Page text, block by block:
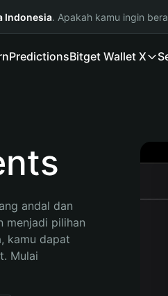
Indonesia. Apakah kamu ingin
PredictionsBitget Wallet X
andal dan
menjadi pilihan
kamu dapat
Mulai